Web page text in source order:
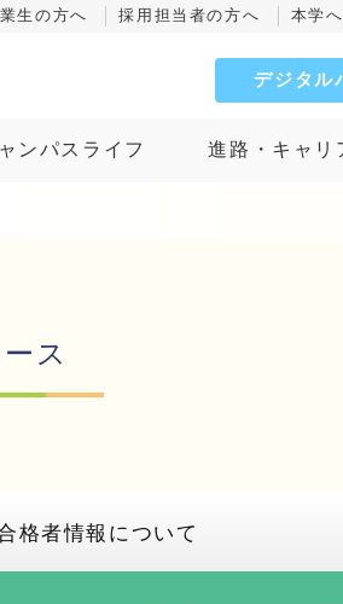
生の方へ 採用担当者の方へ 本学
デジタル
ンパスライフ 進路・キャリ
ス
格者情報について